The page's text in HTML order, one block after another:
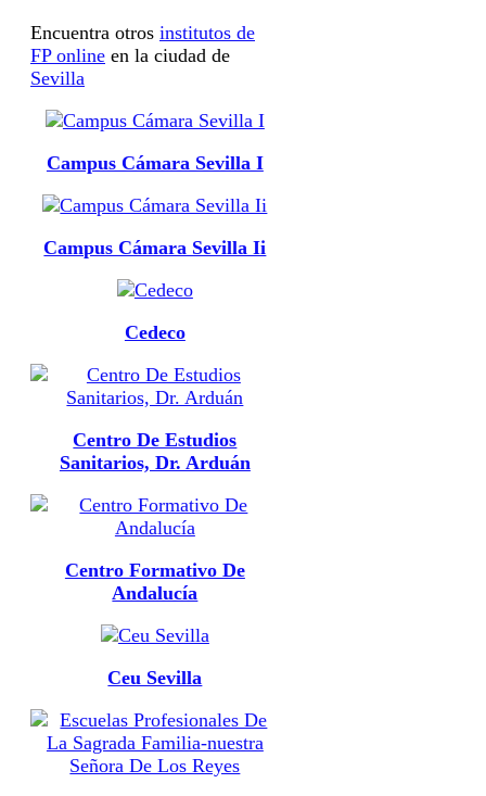
Encuentra otros institutos de
FP online en la ciudad de
Sevilla
Campus Cámara Sevilla I
Campus Cámara Sevilla Ii
Cedeco
Centro De Estudios
Sanitarios, Dr. Arduán
Centro Formativo De
Andalucía
Ceu Sevilla